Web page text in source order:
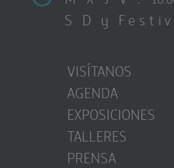
S D y
VISÍTANOS
AGENDA
EXPOSICIONES
TALLERES
PRENSA